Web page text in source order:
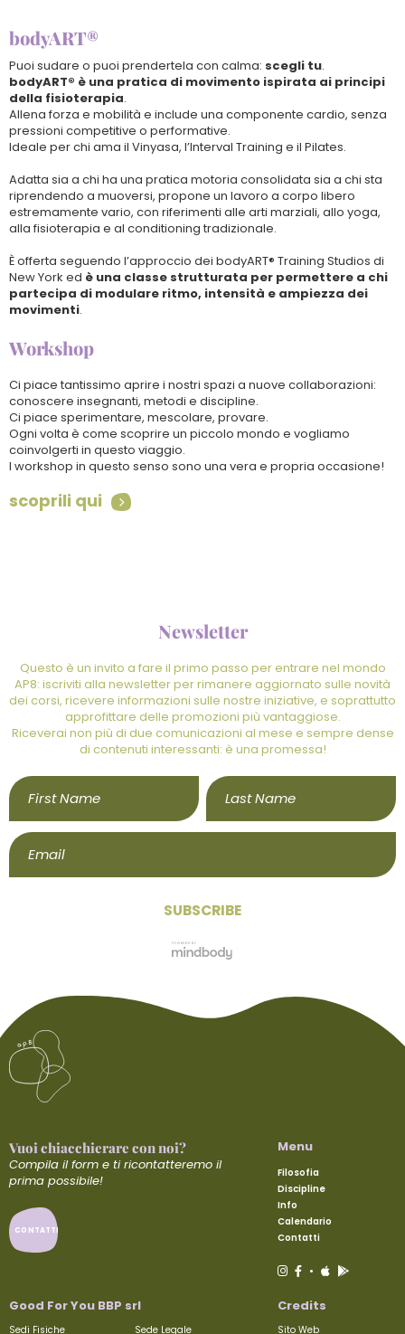
bodyART®
Puoi sudare o puoi prendertela con calma: scegli tu.
bodyART® è una pratica di movimento ispirata ai principi
della fisioterapia.
Allena forza e mobilità e include una componente cardio, senza
pressioni competitive o performative.
Ideale per chi ama il Vinyasa, l’Interval Training e il Pilates.
Adatta sia a chi ha una pratica motoria consolidata sia a chi sta
riprendendo a muoversi, propone un lavoro a corpo libero
estremamente vario, con riferimenti alle arti marziali, allo yoga,
alla fisioterapia e al conditioning tradizionale.
È offerta seguendo l’approccio dei bodyART® Training Studios di
New York ed è una classe strutturata per permettere a chi
partecipa di modulare ritmo, intensità e ampiezza dei
movimenti.
Workshop
Ci piace tantissimo aprire i nostri spazi a nuove collaborazioni:
conoscere insegnanti, metodi e discipline.
Ci piace sperimentare, mescolare, provare.
Ogni volta è come scoprire un piccolo mondo e vogliamo
coinvolgerti in questo viaggio.
I workshop in questo senso sono una vera e propria occasione!
scoprili qui 
Newsletter
Questo è un invito a fare il primo passo per entrare nel mondo
AP8: iscriviti alla newsletter per rimanere aggiornato sulle novità
dei corsi, ricevere informazioni sulle nostre iniziative, e soprattutto
approfittare delle promozioni più vantaggiose.
Riceverai non più di due comunicazioni al mese e sempre dense
di contenuti interessanti: è una promessa!
Vuoi chiacchierare con noi?
Compila il form e ti ricontatteremo il
prima possibile!
CONTATTI
Menu
Filosofia
Discipline
Info
Calendario
Contatti
•
Good For You BBP srl
Sedi Fisiche Sede Legale
Credits
Sito Web